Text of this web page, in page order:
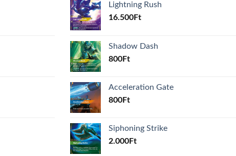
Lightning Rush
16.500Ft
Shadow Dash
800Ft
Acceleration Gate
800Ft
Siphoning Strike
2.000Ft